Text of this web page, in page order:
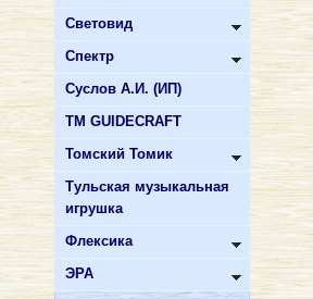
Световид
Спектр
Суслов А.И. (ИП)
ТМ GUIDECRAFT
Томский Томик
Тульская музыкальная
игрушка
Флексика
ЭРА